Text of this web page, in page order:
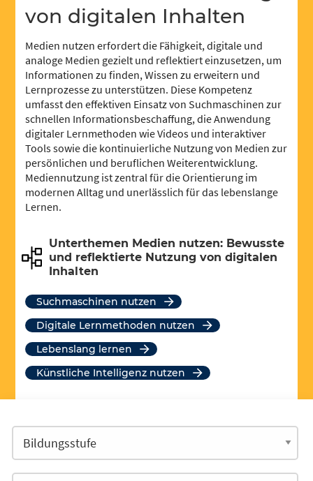
von digitalen Inhalten
Medien nutzen erfordert die Fähigkeit, digitale und
analoge Medien gezielt und reflektiert einzusetzen, um
Informationen zu finden, Wissen zu erweitern und
Lernprozesse zu unterstützen. Diese Kompetenz
umfasst den effektiven Einsatz von Suchmaschinen zur
schnellen Informationsbeschaffung, die Anwendung
digitaler Lernmethoden wie Videos und interaktiver
Tools sowie die kontinuierliche Nutzung von Medien zur
persönlichen und beruflichen Weiterentwicklung.
Mediennutzung ist zentral für die Orientierung im
modernen Alltag und unerlässlich für das lebenslange
Lernen.
Unterthemen Medien nutzen: Bewusste
und reflektierte Nutzung von digitalen
Inhalten
Suchmaschinen nutzen
Digitale Lernmethoden nutzen
Lebenslang lernen
Künstliche Intelligenz nutzen